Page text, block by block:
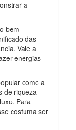
a
bem
das
Vale a
energias
como a
de riqueza
Para
costuma ser